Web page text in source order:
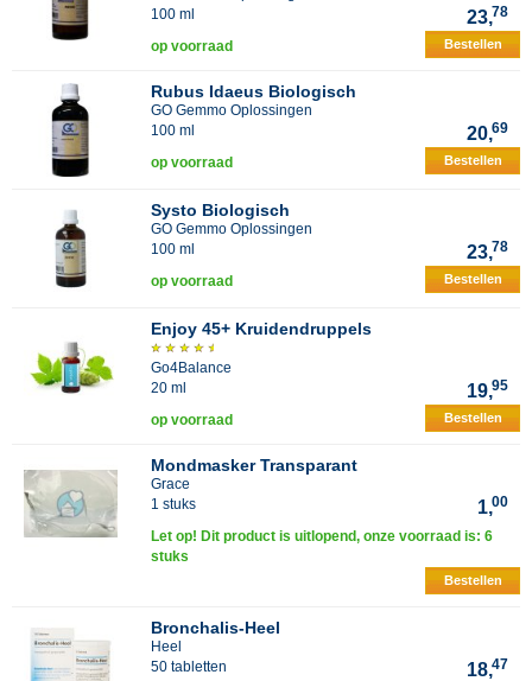
100 ml
23,78
op voorraad Bestellen
Rubus Idaeus Biologisch
GO Gemmo Oplossingen
100 ml
20,69
op voorraad Bestellen
Systo Biologisch
GO Gemmo Oplossingen
100 ml
23,78
op voorraad Bestellen
Enjoy 45+ Kruidendruppels
Go4Balance
20 ml
19,95
op voorraad Bestellen
Mondmasker Transparant
Grace
1 stuks
1,00
Let op! Dit product is uitlopend, onze voorraad is: 6
stuks
Bestellen
Bronchalis-Heel
Heel
50 tabletten
18,47